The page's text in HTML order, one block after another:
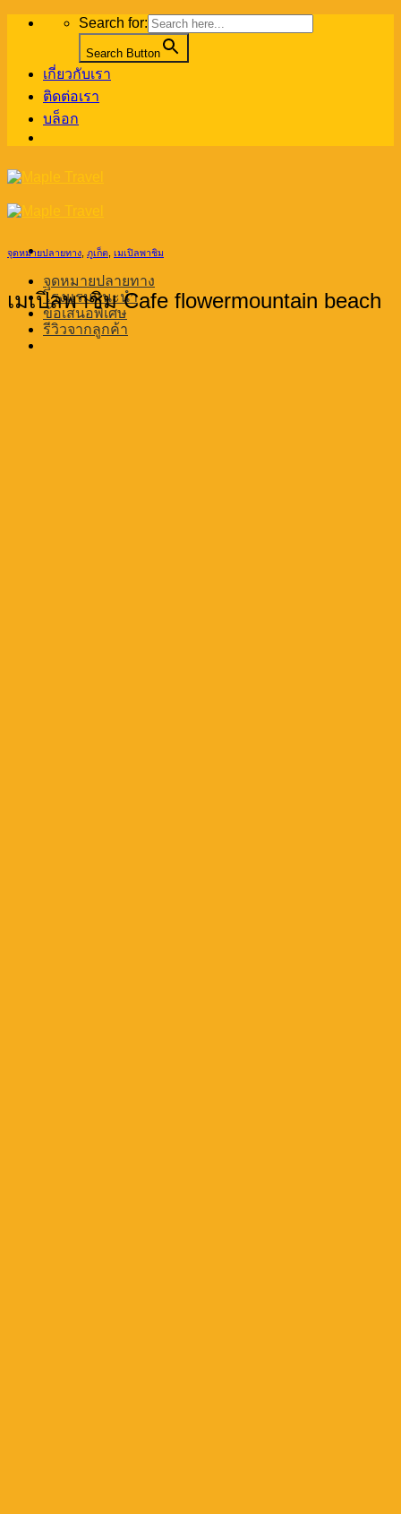
Skip
Search for:
Search Button
เกี่ยวกับเรา
ติดต่อเรา
บล็อก
จุดหมายปลายทาง
โรงแรมแนะนำ
ข้อเสนอพิเศษ
รีวิวจากลูกค้า
จุดหมายปลายทาง ภูเก็ต เมเปิลพาชิม
เมเปิลพาชิม Cafe flowermountain beach